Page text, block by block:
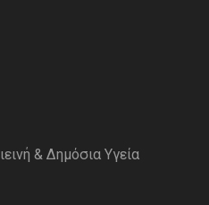
& Δημόσια Υγεία